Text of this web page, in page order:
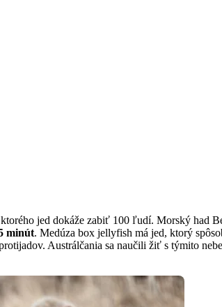
jed dokáže zabiť 100 ľudí. Morský had
minút. Medúza box jellyfish má jed, ktorý
Austrálčania sa naučili žiť s týmito